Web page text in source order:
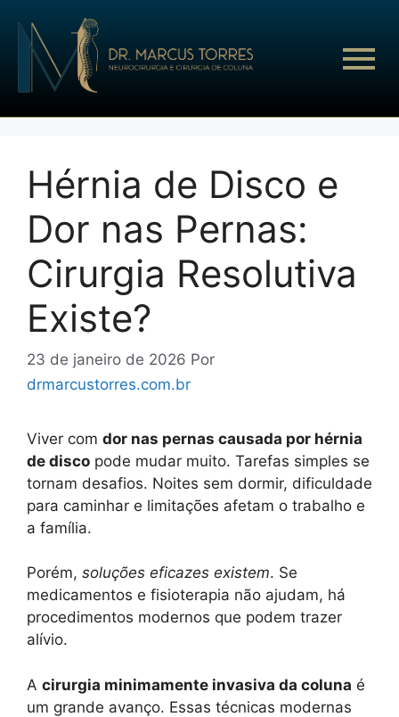
Hérnia de Disco e
Dor nas Pernas:
Cirurgia Resolutiva
Existe?
23 de janeiro de 2026 Por
drmarcustorres.com.br
Viver com dor nas pernas causada por hérnia
de disco pode mudar muito. Tarefas simples se
tornam desafios. Noites sem dormir, dificuldade
para caminhar e limitações afetam o trabalho e
a família.
Porém, soluções eficazes existem. Se
medicamentos e fisioterapia não ajudam, há
procedimentos modernos que podem trazer
alívio.
A cirurgia minimamente invasiva da coluna é
um grande avanço. Essas técnicas modernas